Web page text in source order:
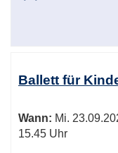
Ballett für
Wann: Mi.
15.45 Uhr